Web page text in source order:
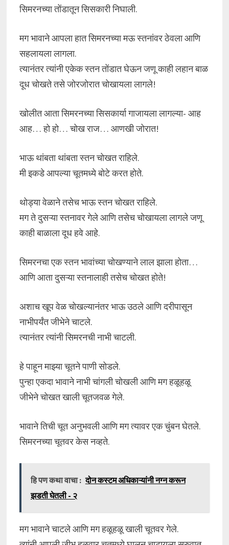
सिमरनच्या तोंडातून सिसकारी निघाली.
मग भावाने आपला हात सिमरनच्या मऊ स्तनांवर ठेवला आणि
सहलायला लागला.
त्यानंतर त्यांनी एकेक स्तन तोंडात घेऊन जणू काही लहान बाळ
दूध चोखते तसे जोरजोरात चोखायला लागले!
खोलीत आता सिमरनच्या सिसकार्या गाजायला लागल्या- आह
आह… हो हो… चोख राज… आणखी जोरात!
भाऊ थांबता थांबता स्तन चोखत राहिले.
मी इकडे आपल्या चूतमध्ये बोटे करत होते.
थोड्या वेळाने तसेच भाऊ स्तन चोखत राहिले.
मग ते दुसऱ्या स्तनावर गेले आणि तसेच चोखायला लागले जणू
काही बाळाला दूध हवे आहे.
सिमरनचा एक स्तन भावांच्या चोखण्याने लाल झाला होता…
आणि आता दुसऱ्या स्तनालाही तसेच चोखत होते!
अशाच खूप वेळ चोखल्यानंतर भाऊ उठले आणि दरीपासून
नाभीपर्यंत जीभेने चाटले.
त्यानंतर त्यांनी सिमरनची नाभी चाटली.
हे पाहून माझ्या चूतने पाणी सोडले.
पुन्हा एकदा भावाने नाभी चांगली चोखली आणि मग हळूहळू
जीभेने चोखत खाली चूतजवळ गेले.
भावाने तिची चूत अनुभवली आणि मग त्यावर एक चुंबन घेतले.
सिमरनच्या चूतवर केस नव्हते.
हि पण कथा वाचा : दोन कस्टम अधिकाऱ्यांनी नग्न करून
झडती घेतली - २
मग भावाने चाटले आणि मग हळूहळू खाली चूतवर गेले.